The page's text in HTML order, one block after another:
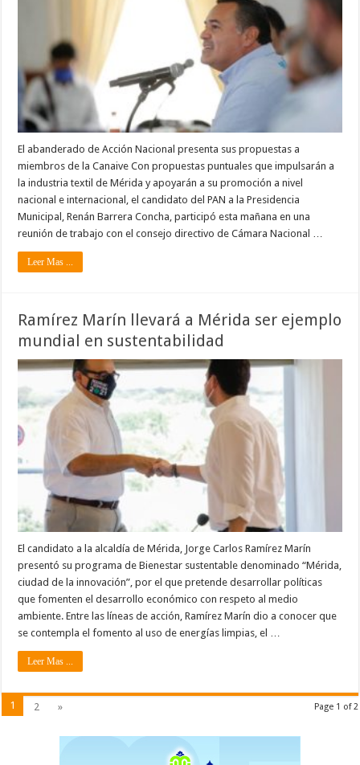
El abanderado de Acción Nacional presenta sus propuestas a
miembros de la Canaive Con propuestas puntuales que impulsarán a
la industria textil de Mérida y apoyarán a su promoción a nivel
nacional e internacional, el candidato del PAN a la Presidencia
Municipal, Renán Barrera Concha, participó esta mañana en una
reunión de trabajo con el consejo directivo de Cámara Nacional …
Leer Mas ...
Ramírez Marín llevará a Mérida ser ejemplo
mundial en sustentabilidad
El candidato a la alcaldía de Mérida, Jorge Carlos Ramírez Marín
presentó su programa de Bienestar sustentable denominado “Mérida,
ciudad de la innovación”, por el que pretende desarrollar políticas
que fomenten el desarrollo económico con respeto al medio
ambiente. Entre las líneas de acción, Ramírez Marín dio a conocer que
se contempla el fomento al uso de energías limpias, el …
Leer Mas ...
Page 1 of 2
1 2 »